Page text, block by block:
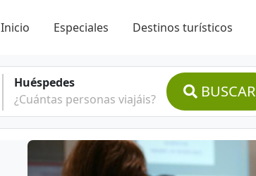
Inicio Especiales Destinos turísticos
Huéspedes
¿Cuántas personas viajáis?
BUSCAR